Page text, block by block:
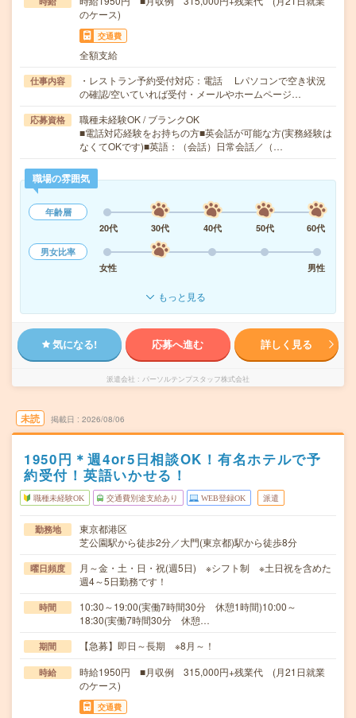
のケース)
交通費
全額支給
仕事内容
・レストラン予約受付対応：電話 Lパソコンで空き状況
の確認/空いていれば受付・メールやホームページ…
応募資格
職種未経験OK / ブランクOK
■電話対応経験をお持ちの方■英会話が可能な方(実務経験は
なくてOKです)■英語：（会話）日常会話／（…
職場の雰囲気
年齢層
20代
30代 40代 50代
60代
男女比率
女性
男性
もっと見る
気になる! 応募へ進む 詳しく見る
派遣会社 パーソルテンプスタッフ株式会社
未読 掲載日 2026/08/06
1950円＊週4or5日相談OK！有名ホテルで予
約受付！英語いかせる！
職種未経験OK 交通費別途支給あり WEB登録OK 派遣
勤務地
東京都港区
芝公園駅から徒歩2分／大門(東京都)駅から徒歩8分
曜日頻度
月～金・土・日・祝(週5日) ※シフト制 ※土日祝を含めた
週4～5日勤務です！
時間
10:30～19:00(実働7時間30分 休憩1時間)10:00～
18:30(実働7時間30分 休憩…
期間 【急募】即日～長期 ※8月～！
時給
時給1950円 ■月収例 315,000円+残業代 (月21日就業
のケース)
交通費